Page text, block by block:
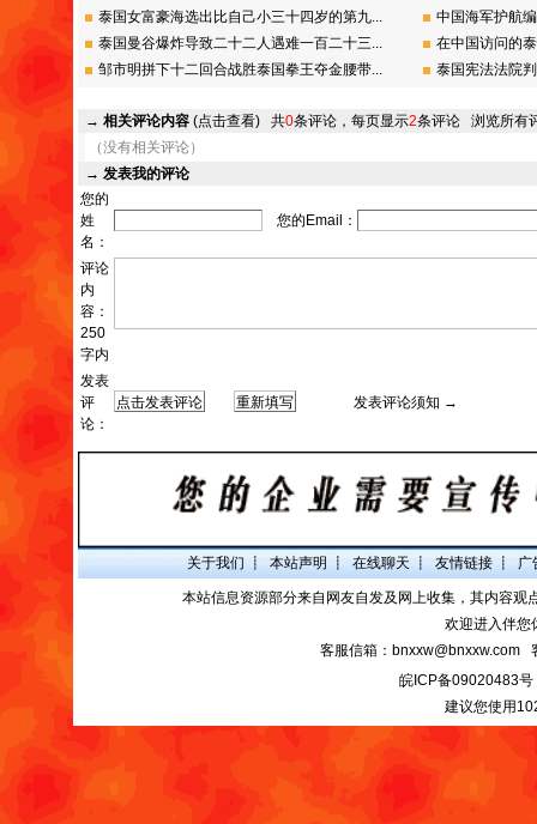
泰国女富豪海选出比自己小三十四岁的第九...
中国海军护航
泰国曼谷爆炸导致二十二人遇难一百二十三...
在中国访问的
邹市明拼下十二回合战胜泰国拳王夺金腰带...
泰国宪法法院
→ 相关评论内容 (点击查看) 共0条评论，每页显示2条评论 浏览所有
（没有相关评论）
→ 发表我的评论
您的
姓
名：
您的Email：
评论
内
容：
250
字内
发表
评
论：
发表评论须知 →
关于我们 ┋ 本站声明 ┋ 在线聊天 ┋ 友情链接 ┋ 广
本站信息资源部分来自网友自发及网上收集，其内容
欢迎进入伴您
客服信箱：bnxxw@bnxxw.com
皖ICP备09020483号
建议您使用